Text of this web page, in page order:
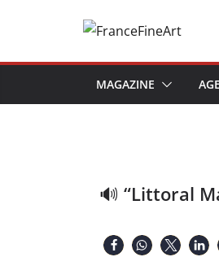
MAGAZINE
🔊 “Littoral